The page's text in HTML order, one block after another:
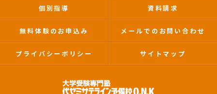
個別指導 資料請求
無料体験のお申込み メールでのお問い合わせ
プライバシーポリシー サイトマップ